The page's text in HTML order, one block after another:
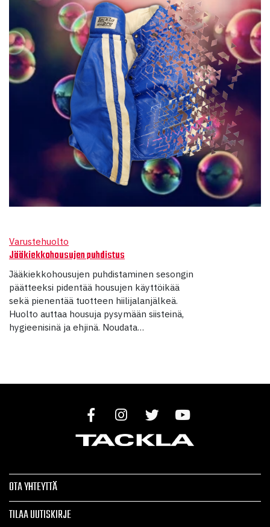
Varustehuolto
Jääkiekkohousujen puhdistus
Jääkiekkohousujen puhdistaminen sesongin
päätteeksi pidentää housujen käyttöikää
sekä pienentää tuotteen hiilijalanjälkeä.
Huolto auttaa housuja pysymään siisteinä,
hygieenisinä ja ehjinä. Noudata…
OTA YHTEYTTÄ
TILAA UUTISKIRJE